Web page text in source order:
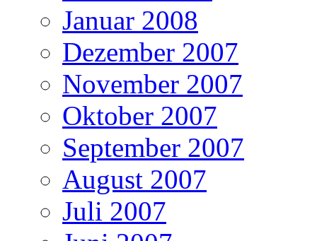
Januar 2008
Dezember 2007
November 2007
Oktober 2007
September 2007
August 2007
Juli 2007